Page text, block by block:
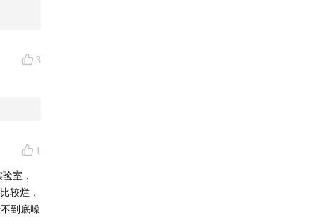
3
1
室，
较烂，
到底噪